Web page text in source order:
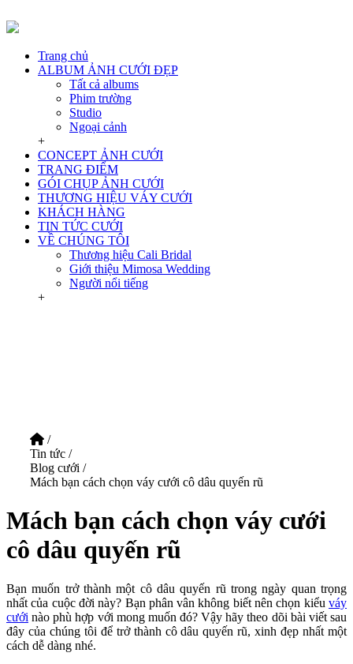
Trang chủ
ALBUM ẢNH CƯỚI ĐẸP
Tất cả albums
Phim trường
Studio
Ngoại cảnh
+
CONCEPT ẢNH CƯỚI
TRANG ĐIỂM
GÓI CHỤP ẢNH CƯỚI
THƯƠNG HIỆU VÁY CƯỚI
KHÁCH HÀNG
TIN TỨC CƯỚI
VỀ CHÚNG TÔI
Thương hiệu Cali Bridal
Giới thiệu Mimosa Wedding
Người nổi tiếng
+
/
Tin tức /
Blog cưới /
Mách bạn cách chọn váy cưới cô dâu quyến rũ
Mách bạn cách chọn váy cưới
cô dâu quyến rũ
Bạn muốn trở thành một cô dâu quyến rũ trong ngày quan trọng
nhất của cuộc đời này? Bạn phân vân không biết nên chọn kiểu váy
cưới nào phù hợp với mong muốn đó? Vậy hãy theo dõi bài viết sau
đây của chúng tôi để trở thành cô dâu quyến rũ, xinh đẹp nhất một
cách dễ dàng nhé.